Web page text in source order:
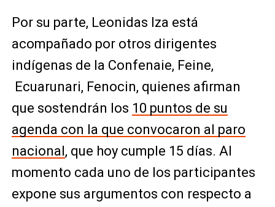
Por su parte, Leonidas Iza está
acompañado por otros dirigentes
indígenas de la Confenaie, Feine,
Ecuarunari, Fenocin, quienes afirman
que sostendrán los 10 puntos de su
agenda con la que convocaron al paro
nacional, que hoy cumple 15 días. Al
momento cada uno de los participantes
expone sus argumentos con respecto a